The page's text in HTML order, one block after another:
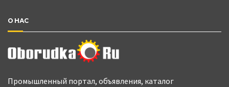
О НАС
Промышленный портал, объявления, каталог